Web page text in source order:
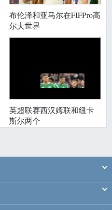
布伦泽和亚马尔在FIFPro高
尔夫世界
英超联赛西汉姆联和纽卡
斯尔两个